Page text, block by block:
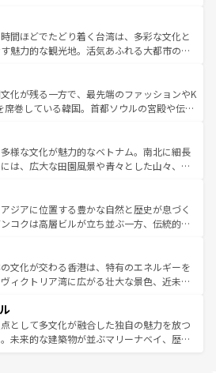
タイルだ。 なお、新着のアメリカ
ツ一覧を参照してほしい。
の心で訪れる人々を迎えてくれるハワイの
ローカルフードやハワイアンミュージッ
ラダンスなど、すべてがハワイの魅力を彩
しい。 なお、新着のハワイ情報
覧を参照してほしい。
陸中央部にそびえるウルル（エアーズロッ
アの美しい原生林やケアンズの熱帯雨林な
たくさん。また、カフェやワイン、オージ
ビティも充実しており、サーフィンやダイ
ングなど、アウトドア好きにはたまらな
リアの多彩な魅力を存分に味わいつくそ
。
間ほどでたどり着く台湾は、多彩な文化と
魅力的な観光地。活気あふれる大都市の台
山岳地帯である台湾東部など、都市の喧騒
が共存しており、訪れる人に新しい発見と
てくれる。また、奥深い台湾の食文化も魅
判のスイーツなど、バラエティ豊かな料理
が味わえる。 なお、新着の台湾情報は コンテンツ一覧を参
化が残る一方で、最先端のファッションやK
席巻している韓国。首都ソウルの宮殿や伝統
延ばせば四季折々の自然美を楽しむことが
、キムチや焼肉、絶品のストリートフード
な韓国料理が待っている。夜には、韓国な
ながら、韓国の多彩な魅力を心ゆくまで味
わってみてほしい。 なお、新着の韓国情報はコンテンツ一
しい。
様な文化が魅力的なベトナム。南北に細長
は、広大な田園風景や青々とした山々、世
に伝統が息づく。ハノイの古い町並みやホ
ランス統治時代の建物も、独特の雰囲気を
。また、バラエティの豊かさとおいしさで
バインミー、ベトナムコーヒーなどは、ぜ
たい。どの地域を訪れてもあたたかい人々
てくれるので、きっと忘れられない旅にな
。
ジアに位置する豊かな自然と歴史が息づく
コクは高層ビルが立ち並ぶ一方、伝統的な
ている。北部ではチェンマイなどの山岳地
合い、南部ではプーケットやクラビの美し
ート気分を楽しむことができる。タイ料理
一年中温暖で、どの季節にも異なる楽しみ
親しみやすいタイの人々、仏教を中心とし
多様な観光資源が、訪れる旅人を魅了し続
文化が交わる香港は、特有のエネルギーを
ィクトリア湾に広がる壮大な景色、近未来
ても感動するはず。観光スポットが密集し
く見どころを回れるのも魅力。息をのむよ
化的な体験まで、香港を存分に楽しみ尽く
として多文化が融合した独自の魅力を放つ
未来的な建築物が並ぶマリーナベイ、歴史